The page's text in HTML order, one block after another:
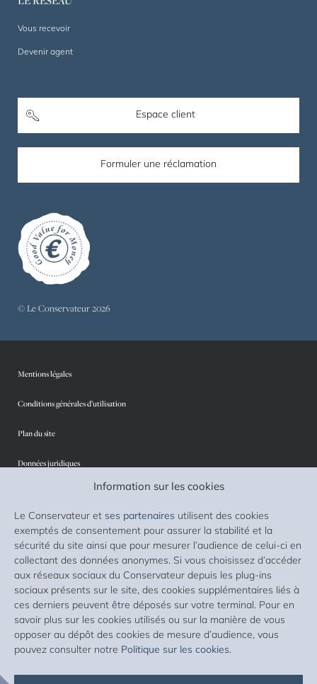
Information sur les cookies
Le Conservateur et ses partenaires utilisent des cookies
exemptés de consentement pour assurer la stabilité et la
sécurité du site ainsi que pour mesurer l’audience de celui-ci en
collectant des données anonymes. Si vous choisissez d’accéder
aux réseaux sociaux du Conservateur depuis les plug-ins
sociaux présents sur le site, des cookies supplémentaires liés à
ces derniers peuvent être déposés sur votre terminal. Pour en
savoir plus sur les cookies utilisés ou sur la manière de vous
opposer au dépôt des cookies de mesure d’audience, vous
pouvez consulter notre Politique sur les cookies.
Vous recevoir
Devenir agent
Espace client
Formuler une réclamation
© Le Conservateur 2026
Mentions légales
Conditions générales d’utilisation
Plan du site
Données juridiques
Protection des données personnelles
Sécurité
Cookies
Accessibilité : non conforme
Liste des supports d’investissement
Lexique